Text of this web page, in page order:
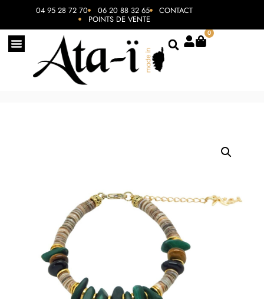
04 95 28 72 70 06 20 88 32 65 CONTACT
POINTS DE VENTE
0